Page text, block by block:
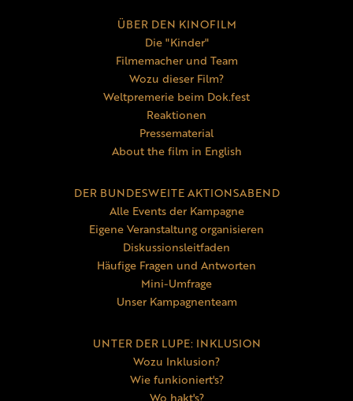
ÜBER DEN KINOFILM
Die "Kinder"
Filmemacher und Team
Wozu dieser Film?
Weltpremerie beim Dok.fest
Reaktionen
Pressematerial
About the film in English
DER BUNDESWEITE AKTIONSABEND
Alle Events der Kampagne
Eigene Veranstaltung organisieren
Diskussionsleitfaden
Häufige Fragen und Antworten
Mini-Umfrage
Unser Kampagnenteam
UNTER DER LUPE: INKLUSION
Wozu Inklusion?
Wie funkioniert's?